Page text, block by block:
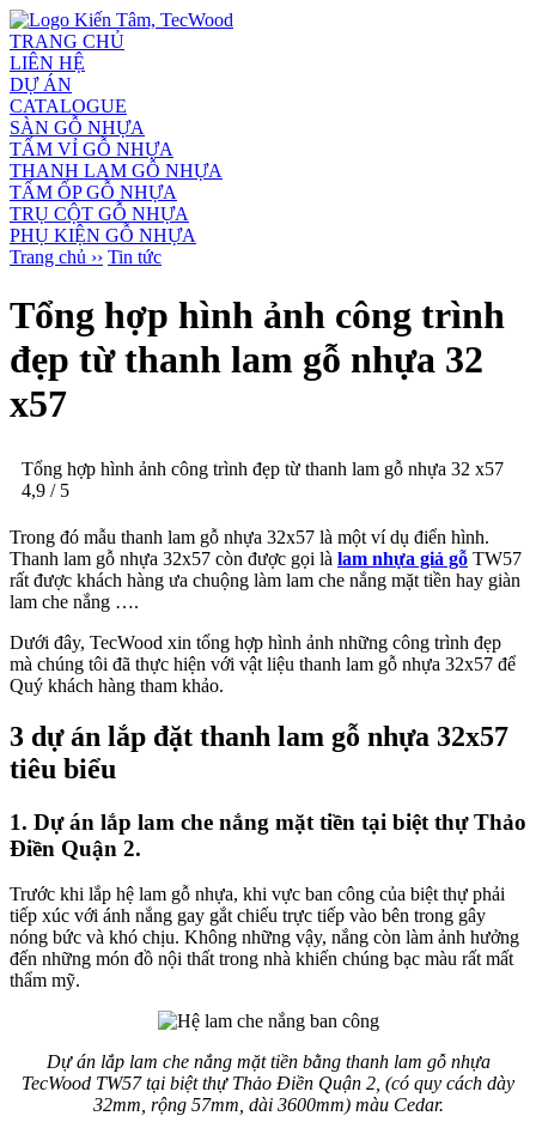
TRANG CHỦ
LIÊN HỆ
DỰ ÁN
CATALOGUE
SÀN GỖ NHỰA
TẤM VỈ GỖ NHỰA
THANH LAM GỖ NHỰA
TẤM ỐP GỖ NHỰA
TRỤ CỘT GỖ NHỰA
PHỤ KIỆN GỖ NHỰA
Trang chủ ›› Tin tức
Tổng hợp hình ảnh công trình
đẹp từ thanh lam gỗ nhựa 32
x57
Tổng hợp hình ảnh công trình đẹp từ thanh lam gỗ nhựa 32 x57
4,9 / 5
Trong đó mẫu thanh lam gỗ nhựa 32x57 là một ví dụ điển hình.
Thanh lam gỗ nhựa 32x57 còn được gọi là lam nhựa giả gỗ TW57
rất được khách hàng ưa chuộng làm lam che nắng mặt tiền hay giàn
lam che nắng ….
Dưới đây, TecWood xin tổng hợp hình ảnh những công trình đẹp
mà chúng tôi đã thực hiện với vật liệu thanh lam gỗ nhựa 32x57 để
Quý khách hàng tham khảo.
3 dự án lắp đặt thanh lam gỗ nhựa 32x57
tiêu biểu
1. Dự án lắp lam che nắng mặt tiền tại biệt thự Thảo
Điền Quận 2.
Trước khi lắp hệ lam gỗ nhựa, khi vực ban công của biệt thự phải
tiếp xúc với ánh nắng gay gắt chiếu trực tiếp vào bên trong gây
nóng bức và khó chịu. Không những vậy, nắng còn làm ảnh hưởng
đến những món đồ nội thất trong nhà khiến chúng bạc màu rất mất
thẩm mỹ.
Dự án lắp lam che nắng mặt tiền bằng thanh lam gỗ nhựa
TecWood TW57 tại biệt thự Thảo Điền Quận 2, (có quy cách dày
32mm, rộng 57mm, dài 3600mm) màu Cedar.